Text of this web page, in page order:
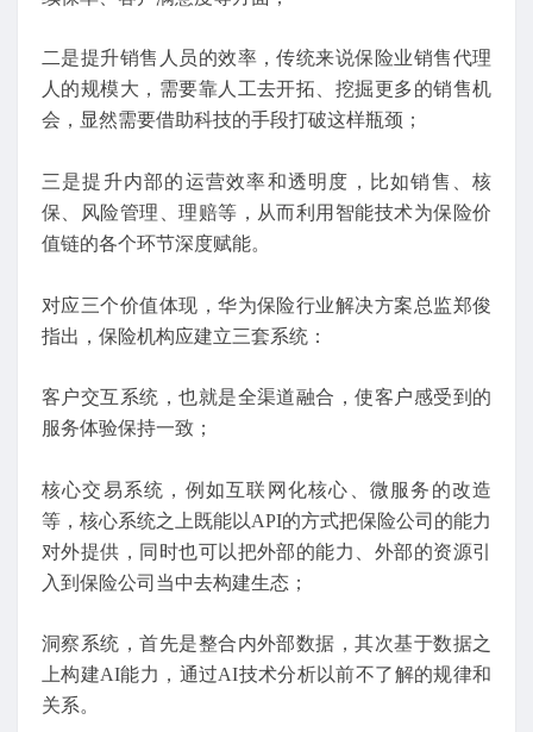
二是提升销售人员的效率，传统来说保险业销售代理
人的规模大，需要靠人工去开拓、挖掘更多的销售机
会，显然需要借助科技的手段打破这样瓶颈；
三是提升内部的运营效率和透明度，比如销售、核
保、风险管理、理赔等，从而利用智能技术为保险价
值链的各个环节深度赋能。
对应三个价值体现，华为保险行业解决方案总监郑俊
指出，保险机构应建立三套系统：
客户交互系统，也就是全渠道融合，使客户感受到的
服务体验保持一致；
核心交易系统，例如互联网化核心、微服务的改造
等，核心系统之上既能以API的方式把保险公司的能力
对外提供，同时也可以把外部的能力、外部的资源引
入到保险公司当中去构建生态；
洞察系统，首先是整合内外部数据，其次基于数据之
上构建AI能力，通过AI技术分析以前不了解的规律和
关系。